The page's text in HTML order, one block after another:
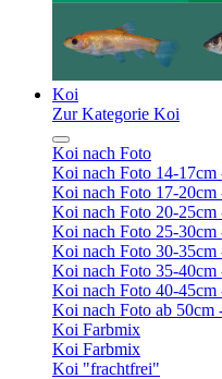
Koi
Zur Kategorie Koi
Koi nach Foto
Koi nach Foto 14-17cm
Koi nach Foto 17-20cm
Koi nach Foto 20-25cm
Koi nach Foto 25-30cm
Koi nach Foto 30-35cm
Koi nach Foto 35-40cm
Koi nach Foto 40-45cm
Koi nach Foto ab 50cm
Koi Farbmix
Koi Farbmix
Koi "frachtfrei"